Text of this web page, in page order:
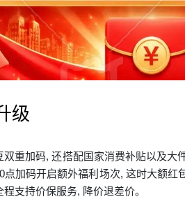
级
重加码, 还搭配国家消费补贴以及大
点加码开启额外福利场次, 这时大额
支持价保服务, 降价退差价。